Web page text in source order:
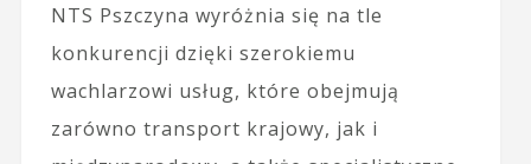
NTS Pszczyna wyróżnia się na tle
konkurencji dzięki szerokiemu
wachlarzowi usług, które obejmują
zarówno transport krajowy, jak i